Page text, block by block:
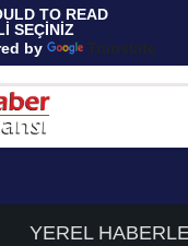
TO READ
SEÇİNİZ
by
Translate
YEREL